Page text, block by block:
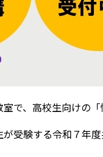
で、高校生向けの
受験する令和７年